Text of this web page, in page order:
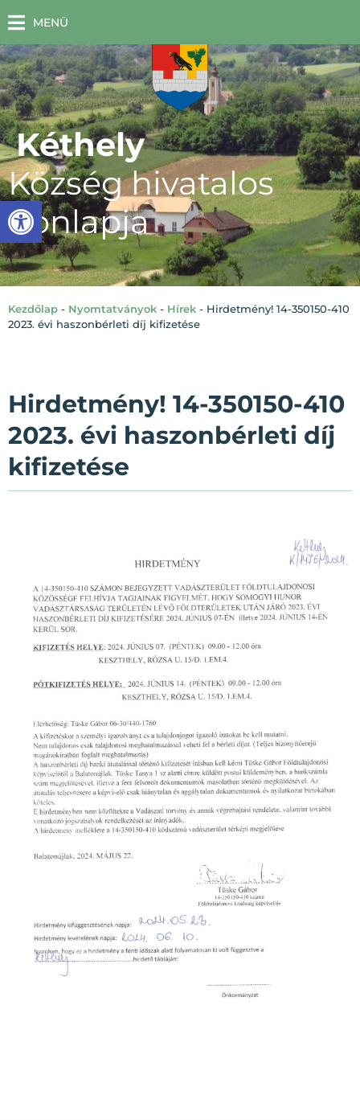
Eszköztár megnyitása
MENÜ
Kéthely
Község hivatalos
honlapja
Kezdőlap - Nyomtatványok - Hírek - Hirdetmény! 14-350150-410
2023. évi haszonbérleti díj kifizetése
Hirdetmény! 14-350150-410
2023. évi haszonbérleti díj
kifizetése